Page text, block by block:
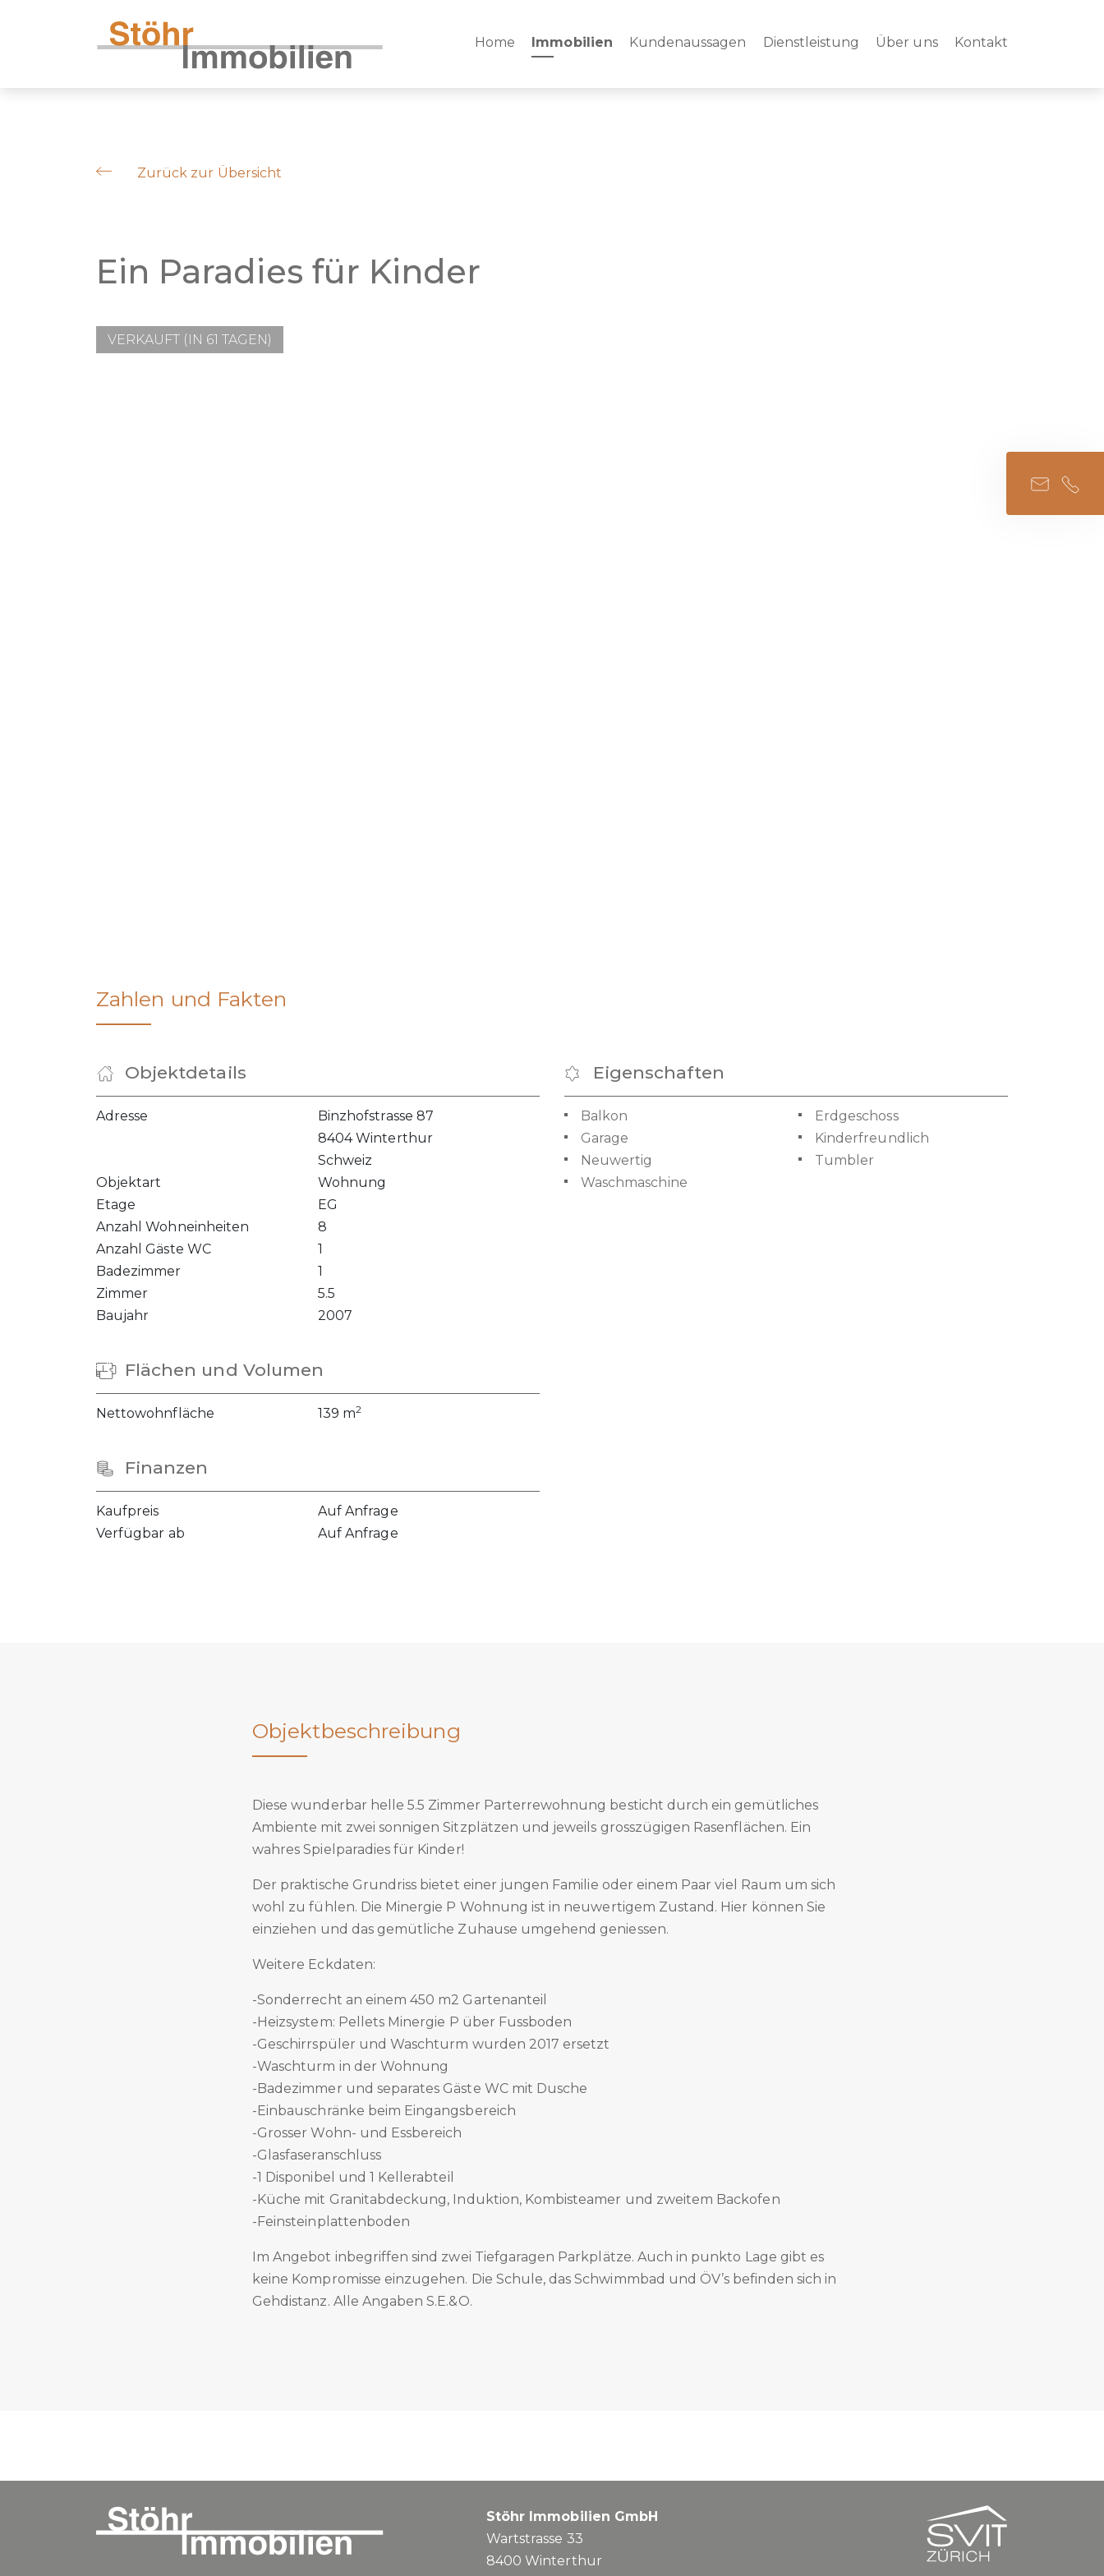
Home Immobilien Kundenaussagen Dienstleistung Über uns Kontakt
Zurück zur Übersicht
Ein Paradies für Kinder
VERKAUFT (IN 61 TAGEN)
Zahlen und Fakten
Objektdetails
Adresse
Binzhofstrasse 87
8404 Winterthur
Schweiz
Objektart
Wohnung
Etage
EG
Anzahl Wohneinheiten
8
Anzahl Gäste WC
1
Badezimmer
1
Zimmer
5.5
Baujahr
2007
Flächen und Volumen
Nettowohnfläche 139 m2
Finanzen
Kaufpreis
Auf Anfrage
Verfügbar ab
Auf Anfrage
Eigenschaften
Balkon
Erdgeschoss
Garage
Kinderfreundlich
Neuwertig
Tumbler
Waschmaschine
Objektbeschreibung
Diese wunderbar helle 5.5 Zimmer Parterrewohnung besticht durch ein gemütliches
Ambiente mit zwei sonnigen Sitzplätzen und jeweils grosszügigen Rasenflächen. Ein
wahres Spielparadies für Kinder!
Der praktische Grundriss bietet einer jungen Familie oder einem Paar viel Raum um sich
wohl zu fühlen. Die Minergie P Wohnung ist in neuwertigem Zustand. Hier können Sie
einziehen und das gemütliche Zuhause umgehend geniessen.
Weitere Eckdaten:
-Sonderrecht an einem 450 m2 Gartenanteil
-Heizsystem: Pellets Minergie P über Fussboden
-Geschirrspüler und Waschturm wurden 2017 ersetzt
-Waschturm in der Wohnung
-Badezimmer und separates Gäste WC mit Dusche
-Einbauschränke beim Eingangsbereich
-Grosser Wohn- und Essbereich
-Glasfaseranschluss
-1 Disponibel und 1 Kellerabteil
-Küche mit Granitabdeckung, Induktion, Kombisteamer und zweitem Backofen
-Feinsteinplattenboden
Im Angebot inbegriffen sind zwei Tiefgaragen Parkplätze. Auch in punkto Lage gibt es
keine Kompromisse einzugehen. Die Schule, das Schwimmbad und ÖV’s befinden sich in
Gehdistanz. Alle Angaben S.E.&O.
Stöhr Immobilien GmbH
Wartstrasse 33
8400Winterthur